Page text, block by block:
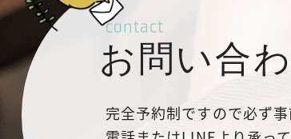
contact
お問い合
完全予約制ですので必ず